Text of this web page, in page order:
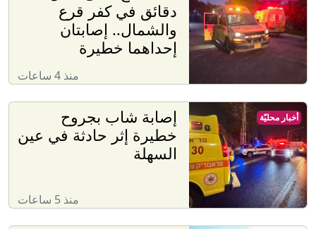
دقائق في كفر قرع
والشمال.. إصابتان
إحداهما خطيرة
منذ 4 ساعات
إصابة شاب بجروح
خطيرة إثر حادثة في عين
السهلة
منذ 5 ساعات
أخبار محليّة